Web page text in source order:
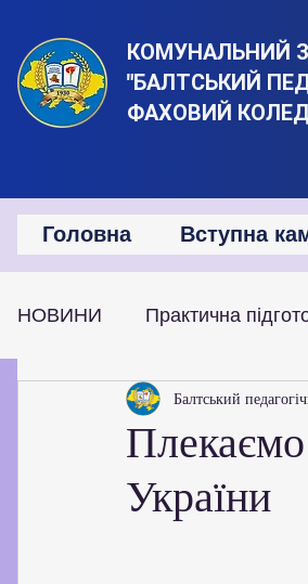
КОМУНАЛЬНИЙ
"БАЛТСЬКИЙ
ФАХОВИЙ
Головна Вступна
НОВИНИ Практична
Наукова та дослідницька
Партнерство з
Плекаємо
України
Балтський